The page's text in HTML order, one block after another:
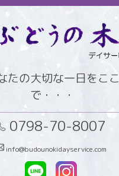
たの大切な一日をここ
で・・・
0798-70-8007
info@budounokidayservice.com